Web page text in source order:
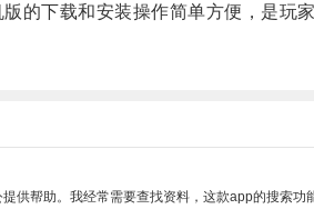
下载和安装操作简单方便，是玩家
供帮助。我经常需要查找资料，这款app的搜索功